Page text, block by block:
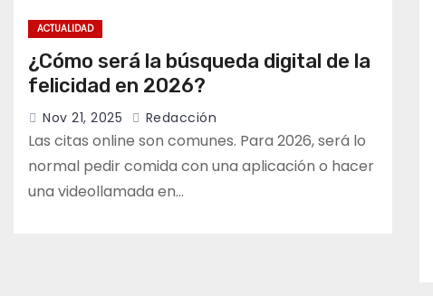
ACTUALIDAD
¿Cómo será la búsqueda digital de la
felicidad en 2026?
Nov 21, 2025 Redacción
Las citas online son comunes. Para 2026, será lo
normal pedir comida con una aplicación o hacer
una videollamada en…